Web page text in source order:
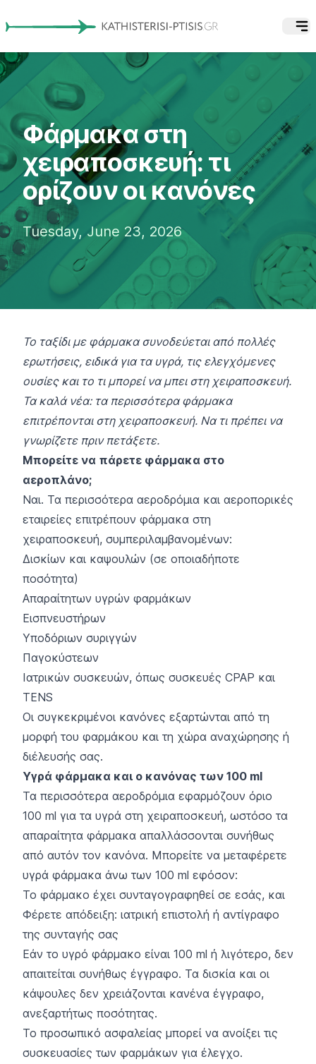
Φάρμακα στη
χειραποσκευή: τι
ορίζουν οι κανόνες
Tuesday, June 23, 2026
Το ταξίδι με φάρμακα συνοδεύεται από πολλές
ερωτήσεις, ειδικά για τα υγρά, τις ελεγχόμενες
ουσίες και το τι μπορεί να μπει στη χειραποσκευή.
Τα καλά νέα: τα περισσότερα φάρμακα
επιτρέπονται στη χειραποσκευή. Να τι πρέπει να
γνωρίζετε πριν πετάξετε.
Μπορείτε να πάρετε φάρμακα στο
αεροπλάνο;
Ναι. Τα περισσότερα αεροδρόμια και αεροπορικές
εταιρείες επιτρέπουν φάρμακα στη
χειραποσκευή, συμπεριλαμβανομένων:
Δισκίων και καψουλών (σε οποιαδήποτε
ποσότητα)
Απαραίτητων υγρών φαρμάκων
Εισπνευστήρων
Υποδόριων συριγγών
Παγοκύστεων
Ιατρικών συσκευών, όπως συσκευές CPAP και
TENS
Οι συγκεκριμένοι κανόνες εξαρτώνται από τη
μορφή του φαρμάκου και τη χώρα αναχώρησης ή
διέλευσής σας.
Υγρά φάρμακα και ο κανόνας των 100 ml
Τα περισσότερα αεροδρόμια εφαρμόζουν όριο
100 ml για τα υγρά στη χειραποσκευή, ωστόσο τα
απαραίτητα φάρμακα απαλλάσσονται συνήθως
από αυτόν τον κανόνα. Μπορείτε να μεταφέρετε
υγρά φάρμακα άνω των 100 ml εφόσον:
Το φάρμακο έχει συνταγογραφηθεί σε εσάς, και
Φέρετε απόδειξη: ιατρική επιστολή ή αντίγραφο
της συνταγής σας
Εάν το υγρό φάρμακο είναι 100 ml ή λιγότερο, δεν
απαιτείται συνήθως έγγραφο. Τα δισκία και οι
κάψουλες δεν χρειάζονται κανένα έγγραφο,
ανεξαρτήτως ποσότητας.
Το προσωπικό ασφαλείας μπορεί να ανοίξει τις
συσκευασίες των φαρμάκων για έλεγχο.